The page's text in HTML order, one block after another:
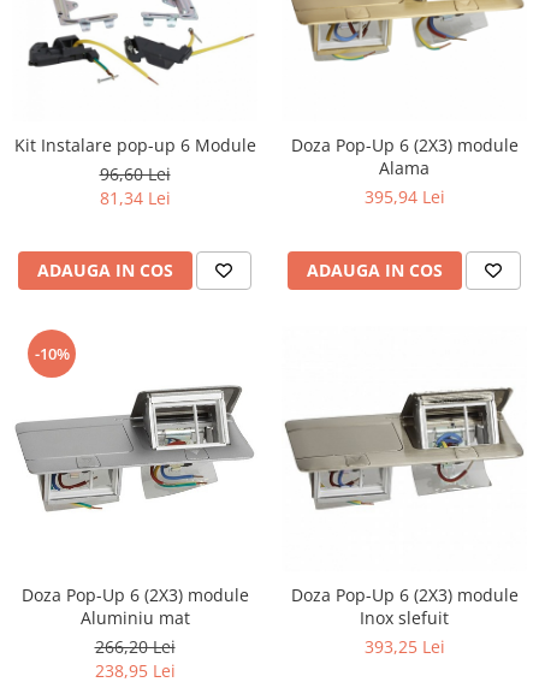
Kit Instalare pop-up 6 Module
96,60 Lei
81,34 Lei
ADAUGA IN COS
Doza Pop-Up 6 (2X3) module
Alama
395,94 Lei
ADAUGA IN COS
-10%
Doza Pop-Up 6 (2X3) module
Aluminiu mat
266,20 Lei
238,95 Lei
Doza Pop-Up 6 (2X3) module
Inox slefuit
393,25 Lei